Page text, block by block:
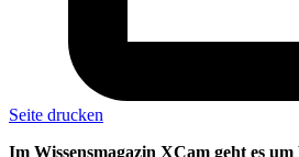
Seite drucken
Im Wissensmagazin XCam geht es